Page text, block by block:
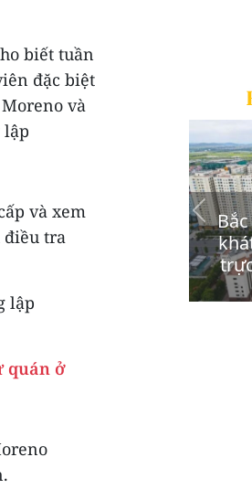
biết tuần
đặc biệt
và
lập
và xem
điều tra
lập
quán ở